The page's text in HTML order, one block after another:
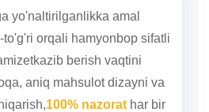
yo'naltirilganlikka amal
orqali hamyonbop sifatli
etkazib berish vaqtini
aniq mahsulot dizayni va
100% nazorat har bir